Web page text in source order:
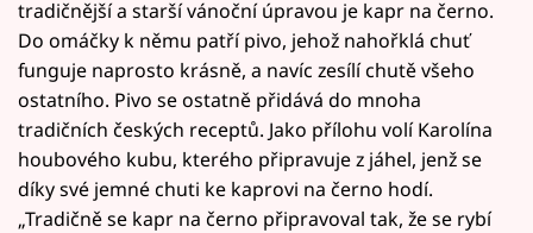
tradičnější a starší vánoční úpravou je kapr na černo.
Do omáčky k němu patří pivo, jehož nahořklá chuť
funguje naprosto krásně, a navíc zesílí chutě všeho
ostatního. Pivo se ostatně přidává do mnoha
tradičních českých receptů. Jako přílohu volí Karolína
houbového kubu, kterého připravuje z jáhel, jenž se
díky své jemné chuti ke kaprovi na černo hodí.
„Tradičně se kapr na černo připravoval tak, že se rybí